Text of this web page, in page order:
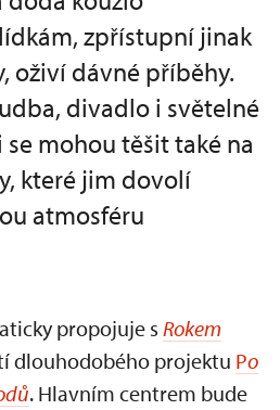
zpřístupní jinak
oživí dávné příběhy.
divadlo i světelné
mohou těšit také na
které jim dovolí
atmosféru
propojuje sRokem
dlouhodobého projektu Po
. Hlavním centrem bude